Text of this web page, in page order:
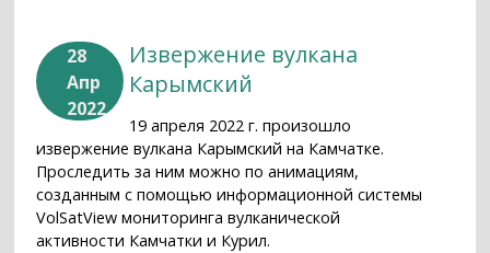
28
Апр
2022
Извержение вулкана
Карымский
19 апреля 2022 г. произошло
извержение вулкана Карымский на Камчатке.
Проследить за ним можно по анимациям,
созданным с помощью информационной системы
VolSatView мониторинга вулканической
активности Камчатки и Курил.